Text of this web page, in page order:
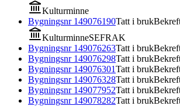
Kulturminne
Bygningsnr 149076190Tatt i bruk
KulturminneSEFRAK
Bygningsnr 149076263Tatt i bruk
Bygningsnr 149076298Tatt i bruk
Bygningsnr 149076301Tatt i bruk
Bygningsnr 149076328Tatt i bruk
Bygningsnr 149077952Tatt i bruk
Bygningsnr 149078282Tatt i bruk